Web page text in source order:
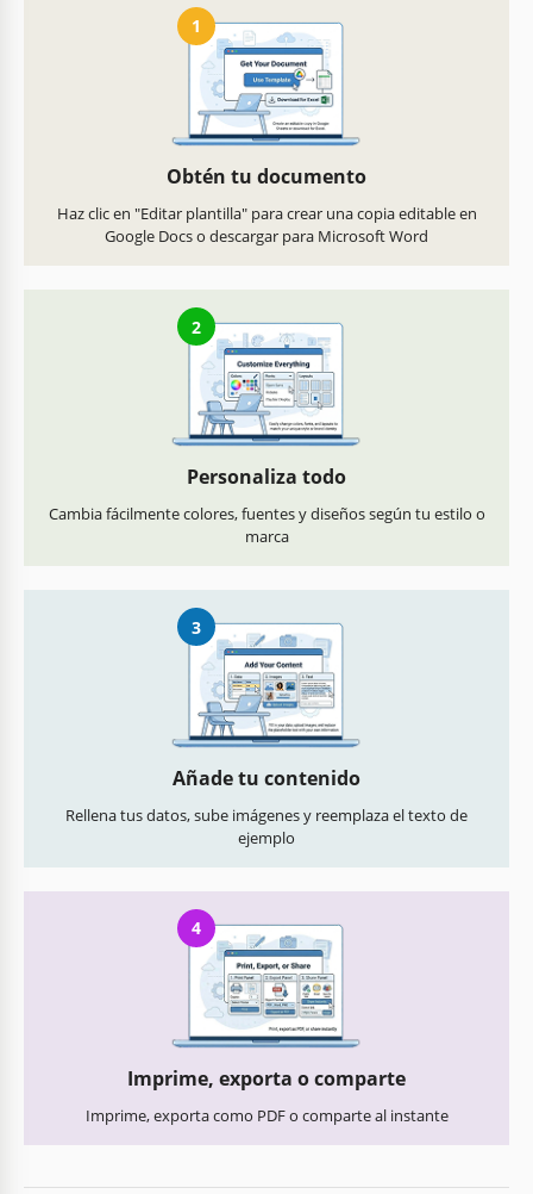
1
Obtén tu documento
Haz clic en "Editar plantilla" para crear una copia editable en
Google Docs o descargar para Microsoft Word
2
Personaliza todo
Cambia fácilmente colores, fuentes y diseños según tu estilo o
marca
3
Añade tu contenido
Rellena tus datos, sube imágenes y reemplaza el texto de
ejemplo
4
Imprime, exporta o comparte
Imprime, exporta como PDF o comparte al instante